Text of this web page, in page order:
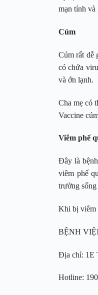
mạn tính và
Cúm
Cúm rất dễ
có chứa
và ớn lạnh.
Cha mẹ có
Vaccine
Viêm phế
Đây là
viêm phế
trường
Khi bị viêm
BỆNH
Địa chỉ: 1E
Hotline: